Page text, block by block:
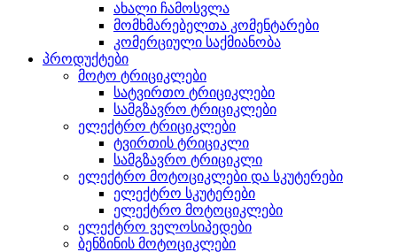
ახალი ჩამოსვლა
მომხმარებელთა კომენტარები
კომერციული საქმიანობა
პროდუქტები
მოტო ტრიციკლები
სატვირთო ტრიციკლები
სამგზავრო ტრიციკლები
ელექტრო ტრიციკლები
ტვირთის ტრიციკლი
სამგზავრო ტრიციკლი
ელექტრო მოტოციკლები და სკუტერები
ელექტრო სკუტერები
ელექტრო მოტოციკლები
ელექტრო ველოსიპედები
ბენზინის მოტოციკლები